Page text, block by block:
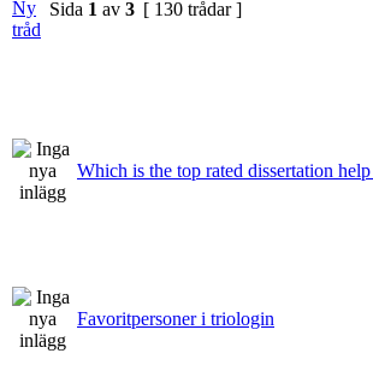
Sida 1 av 3 [ 130 trådar ]
Which is the top rated dissertation
Favoritpersoner i triologin